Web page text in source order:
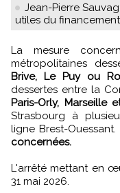
Jean-Pierre
utiles du
La mesure concerne notamment plusieurs liaisons
métropolitaines
Brive, Le Puy ou
dessertes entre la
Paris-Orly, Marseille
Strasbourg à
ligne Brest-
concernées.
L'arrêté mettant en
31 mai 2026.